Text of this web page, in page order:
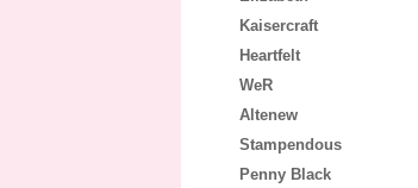
Kaisercraft
Heartfelt
WeR
Altenew
Stampendous
Penny Black